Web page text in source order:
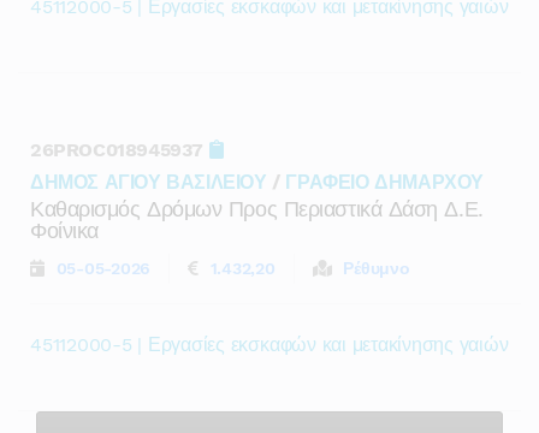
45112000-5 | Εργασίες εκσκαφών και μετακίνησης γαιών
26PROC018945937
ΔΗΜΟΣ ΑΓΙΟΥ ΒΑΣΙΛΕΙΟΥ / ΓΡΑΦΕΙΟ ΔΗΜΑΡΧΟΥ
Καθαρισμός Δρόμων Προς Περιαστικά Δάση Δ.ε.
Φοίνικα
05-05-2026 1.432,20 Ρέθυμνο
45112000-5 | Εργασίες εκσκαφών και μετακίνησης γαιών